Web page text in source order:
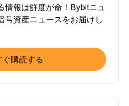
情報は鮮度が命！Bybitニュ
号資産ニュースをお届けし
ぐ購読する